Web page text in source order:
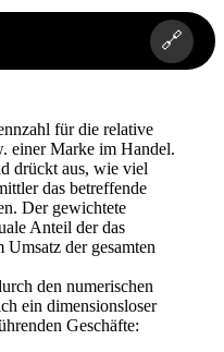
🔗
für die relative
einer Marke im Handel.
drückt aus, wie viel
das betreffende
Der gewichtete
Anteil der das
der gesamten
den numerischen
ein dimensionsloser
Geschäfte: